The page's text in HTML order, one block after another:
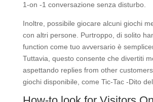
1-on -1 conversazione senza disturbo.
Inoltre, possibile giocare alcuni giochi
con altri persone. Purtroppo, di solito
function come tuo avversario è
Tuttavia, questo consente che divertiti
aspettando replies from other
giochi disponibile, come Tic-Tac -Dito del